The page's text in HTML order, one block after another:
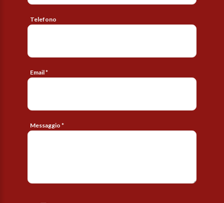
Telefono
Email *
Messaggio *